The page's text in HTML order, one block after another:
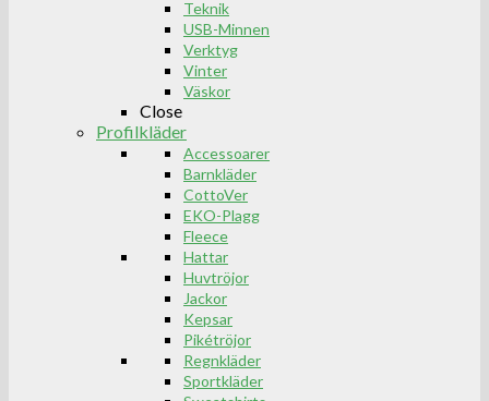
Teknik
USB-Minnen
Verktyg
Vinter
Väskor
Close
Profilkläder
Accessoarer
Barnkläder
CottoVer
EKO-Plagg
Fleece
Hattar
Huvtröjor
Jackor
Kepsar
Pikétröjor
Regnkläder
Sportkläder